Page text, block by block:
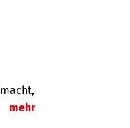
mehr